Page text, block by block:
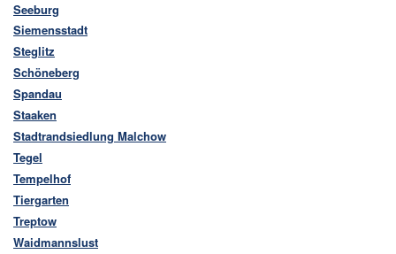
Seeburg
Siemensstadt
Steglitz
Schöneberg
Spandau
Staaken
Stadtrandsiedlung Malchow
Tegel
Tempelhof
Tiergarten
Treptow
Waidmannslust